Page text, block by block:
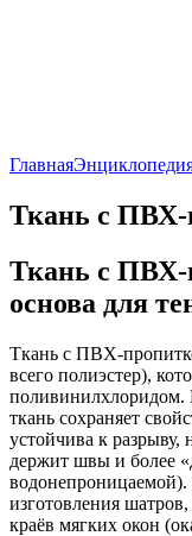
Главная
Ткань с ПВХ-
Ткань с ПВХ-
основа для
Ткань с ПВХ-
всего полиэстер),
поливинилхлоридом.
ткань сохраняет
устойчива к разрыву,
держит швы и более
водонепроницаемой).
изготовления
краёв мягких окон